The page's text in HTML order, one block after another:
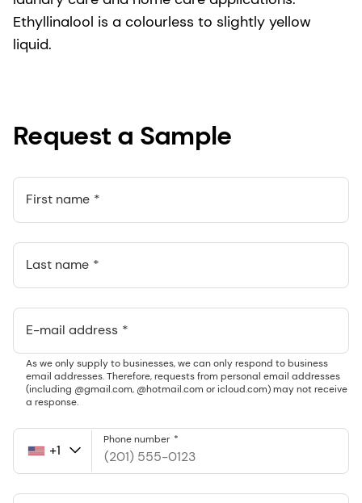
Ethyllinalool is a colourless to slightly yellow
liquid.
Request a Sample
First name
Last name
E-mail address
As we only supply to businesses, we can only respond to business
email addresses. Therefore, requests from personal email addresses
(including @gmail.com, @hotmail.com or icloud.com) may not receive
a response.
United
+1
Phone number